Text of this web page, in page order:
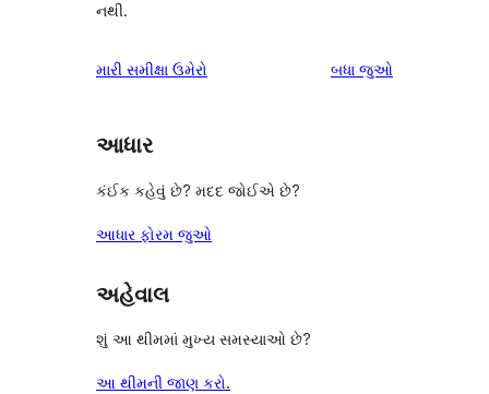
નથી.
મારી સમીક્ષા ઉમેરો બધા સમીક્ષાઓ
જુઓ
આધાર
કંઈક કહેવું છે? મદદ જોઈએ છે?
આધાર ફોરમ જુઓ
અહેવાલ
શું આ થીમમાં મુખ્ય સમસ્યાઓ છે?
આ થીમની જાણ કરો.